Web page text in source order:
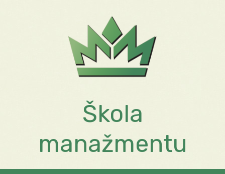
Škola
manažmentu